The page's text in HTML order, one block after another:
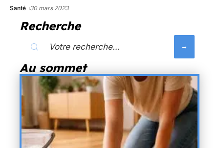
Santé 30 mars 2023
Recherche
Au sommet